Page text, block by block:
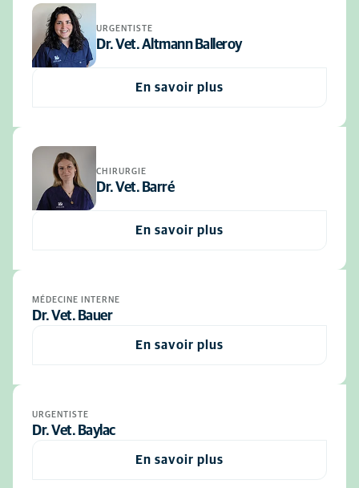
URGENTISTE
Dr. Vet. Altmann Balleroy
En savoir plus
CHIRURGIE
Dr. Vet. Barré
En savoir plus
MÉDECINE INTERNE
Dr. Vet. Bauer
En savoir plus
URGENTISTE
Dr. Vet. Baylac
En savoir plus